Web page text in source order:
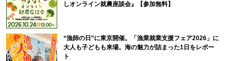
しオンライン就農座談会』【参加無料】
“漁師の日”に東京開催。「漁業就業支援フェア2026」に
大人も子どもも来場。海の魅力が詰まった1日をレポー
ト